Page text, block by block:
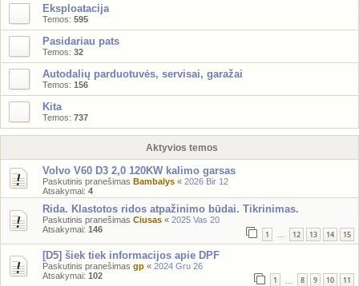
Eksploatacija
Temos: 595
Pasidariau pats
Temos: 32
Autodalių parduotuvės, servisai, garažai
Temos: 156
Kita
Temos: 737
Aktyvios temos
Volvo V60 D3 2,0 120KW kalimo garsas
Paskutinis pranešimas Bambalys « 2026 Bir 12
Atsakymai: 4
Rida. Klastotos ridos atpažinimo būdai. Tikrinimas.
Paskutinis pranešimas Ciusas « 2025 Vas 20
Atsakymai: 146 1 … 12 13 14 15
[D5] šiek tiek informacijos apie DPF
Paskutinis pranešimas gp « 2024 Gru 26
Atsakymai: 102 1 8 9 10 11